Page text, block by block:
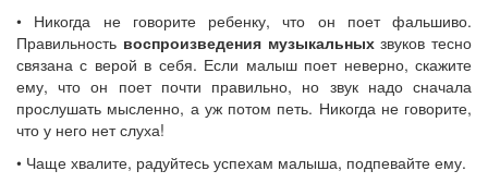
• Никогда не говорите ребенку, что он поет фальшиво.
Правильность воспроизведения музыкальныхзвуков тесно
связана с верой в себя. Если малыш поет неверно, скажите
ему, что он поет почти правильно, но звук надо сначала
прослушать мысленно, а уж потом петь. Никогда не говорите,
что у него нет слуха!
• Чаще хвалите, радуйтесь успехам малыша, подпевайте ему.